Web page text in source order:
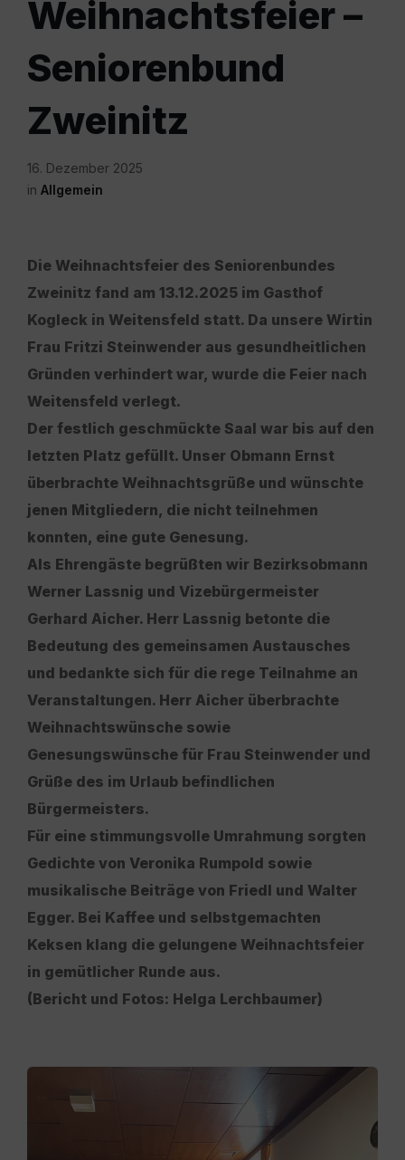
Weihnachtsfeier –
Seniorenbund
Zweinitz
16. Dezember 2025
in Allgemein
Die Weihnachtsfeier des Seniorenbundes
Zweinitz fand am 13.12.2025 im Gasthof
Kogleck in Weitensfeld statt. Da unsere Wirtin
Frau Fritzi Steinwender aus gesundheitlichen
Gründen verhindert war, wurde die Feier nach
Weitensfeld verlegt.
Der festlich geschmückte Saal war bis auf den
letzten Platz gefüllt. Unser Obmann Ernst
überbrachte Weihnachtsgrüße und wünschte
jenen Mitgliedern, die nicht teilnehmen
konnten, eine gute Genesung.
Als Ehrengäste begrüßten wir Bezirksobmann
Werner Lassnig und Vizebürgermeister
Gerhard Aicher. Herr Lassnig betonte die
Bedeutung des gemeinsamen Austausches
und bedankte sich für die rege Teilnahme an
Veranstaltungen. Herr Aicher überbrachte
Weihnachtswünsche sowie
Genesungswünsche für Frau Steinwender und
Grüße des im Urlaub befindlichen
Bürgermeisters.
Für eine stimmungsvolle Umrahmung sorgten
Gedichte von Veronika Rumpold sowie
musikalische Beiträge von Friedl und Walter
Egger. Bei Kaffee und selbstgemachten
Keksen klang die gelungene Weihnachtsfeier
in gemütlicher Runde aus.
(Bericht und Fotos: Helga Lerchbaumer)